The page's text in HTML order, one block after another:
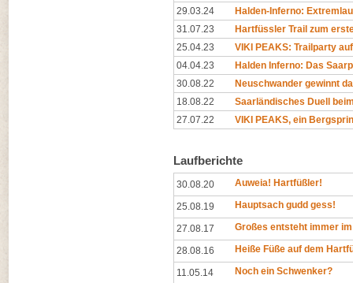
29.03.24
Halden-Inferno:
31.07.23
Hartfüssler Trail zum
25.04.23
VIKI PEAKS: Trailparty
04.04.23
Halden Inferno: Das
30.08.22
Neuschwander gewinnt
18.08.22
Saarländisches Duell
27.07.22
VIKI PEAKS, ein
Laufberichte
30.08.20 Auweia! Hartfüßler!
25.08.19 Hauptsach gudd gess!
27.08.17 Großes entsteht immer
28.08.16 Heiße Füße auf dem
11.05.14 Noch ein Schwenker?